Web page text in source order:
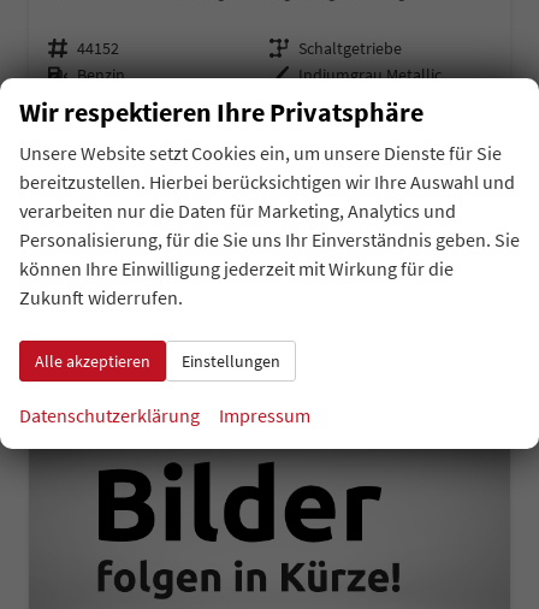
Fahrzeugnr. 44152 Getriebe Schaltgetriebe
KraftstoffBenzin AußenfarbeIndiumgrau Metallic
85 kW (116 PS) Kilometerstand
10 km
01.06.2026
auf Anfrage Details
Verbrauch kombiniert: 6,90 l/100km
CO -Klasse: F
CO2-Emissionen:157,00 g/km
Wir respektieren Ihre Privatsphäre
Unsere Website setzt Cookies ein, um unsere Dienste für Sie
bereitzustellen. Hierbei berücksichtigen wir Ihre Auswahl und
verarbeiten nur die Daten für Marketing, Analytics und
Personalisierung, für die Sie uns Ihr Einverständnis geben. Sie
können Ihre Einwilligung jederzeit mit Wirkung für die
Zukunft widerrufen.
Alle akzeptieren Einstellungen
Datenschutzerklärung Impressum